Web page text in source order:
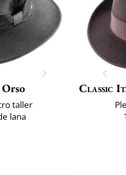
Orso
taller
lana
Classic